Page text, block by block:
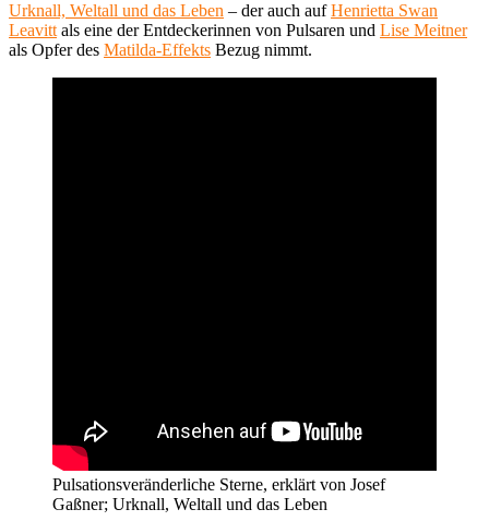
Urknall, Weltall und das Leben – der auch aufHenrietta Swan
Leavitt als eine der Entdeckerinnen von Pulsaren und Lise Meitner
als Opfer des Matilda-Effekts Bezug nimmt.
Pulsationsveränderliche Sterne, erklärt von Josef
Gaßner; Urknall, Weltall und das Leben